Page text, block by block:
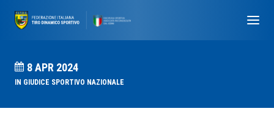
8 APR 2024
IN GIUDICE SPORTIVO NAZIONALE